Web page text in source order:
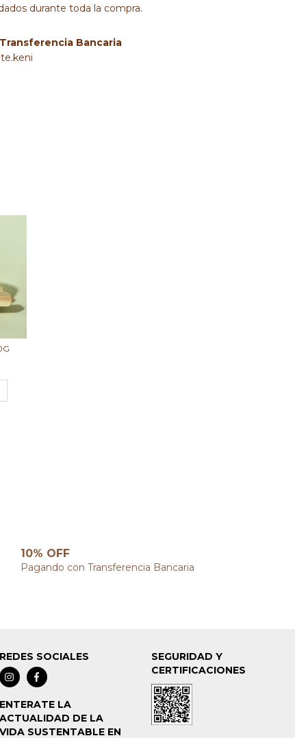
durante toda la compra.
Bancaria
10% OFF
Pagando con Transferencia Bancaria
REDES SOCIALES
ENTERATE LA
ACTUALIDAD DE LA
VIDA SUSTENTABLE EN
SEGURIDAD Y
CERTIFICACIONES